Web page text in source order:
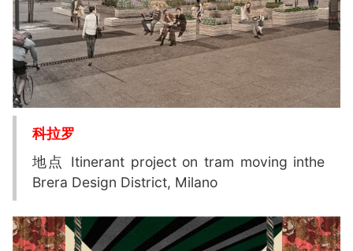
科拉罗
地点 Itinerant project on tram moving inthe
Brera Design District, Milano